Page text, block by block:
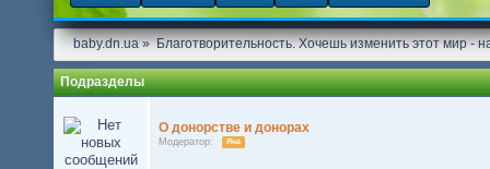
baby.dn.ua» Благотворительность. Хочешь изменить этот мир -
Подразделы
О донорстве и донорах
Модератор: Яна